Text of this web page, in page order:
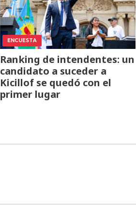
ENCUESTA
Ranking de intendentes: un
candidato a suceder a
Kicillof se quedó con el
primer lugar